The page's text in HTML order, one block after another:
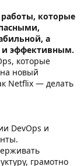
работы, которые
а
эффективным.
которые
новый
Netflix — делать
DevOps и
грамотно